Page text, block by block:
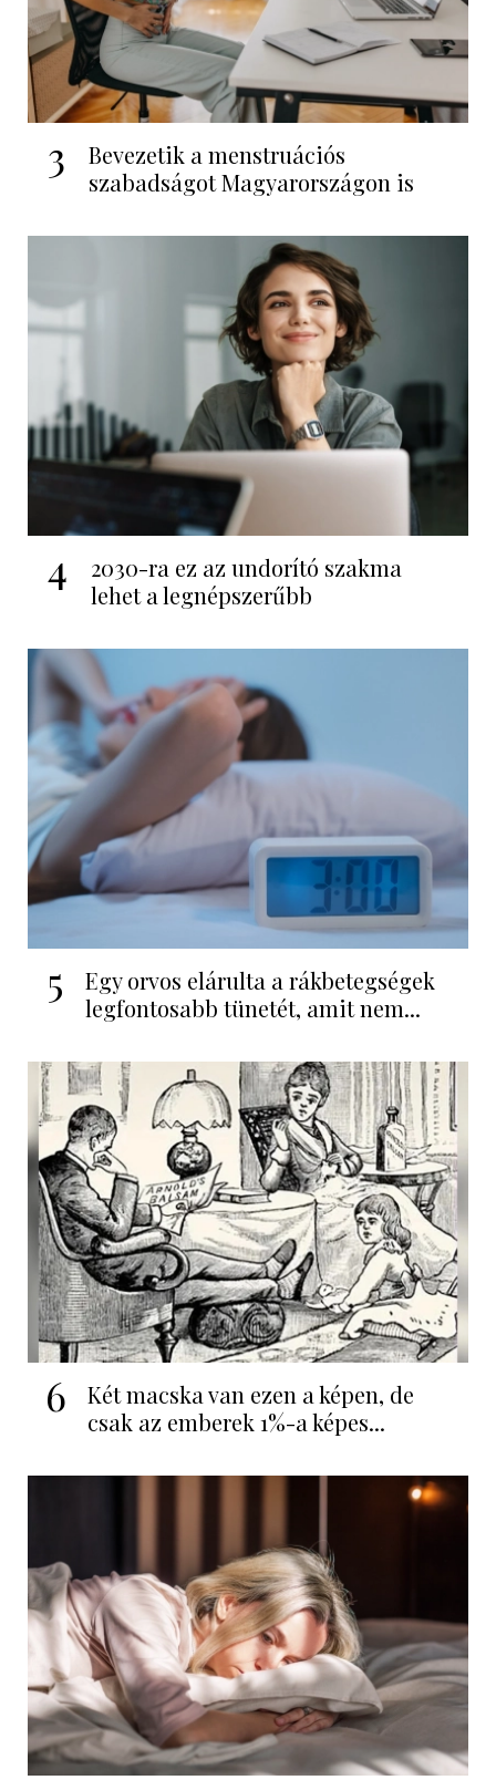
3
Bevezetik a menstruációs
szabadságot Magyarországon is
4
2030-ra ez az undorító szakma
lehet a legnépszerűbb
5
Egy orvos elárulta a rákbetegségek
legfontosabb tünetét, amit nem...
6
Két macska van ezen a képen, de
csak az emberek 1%-a képes...